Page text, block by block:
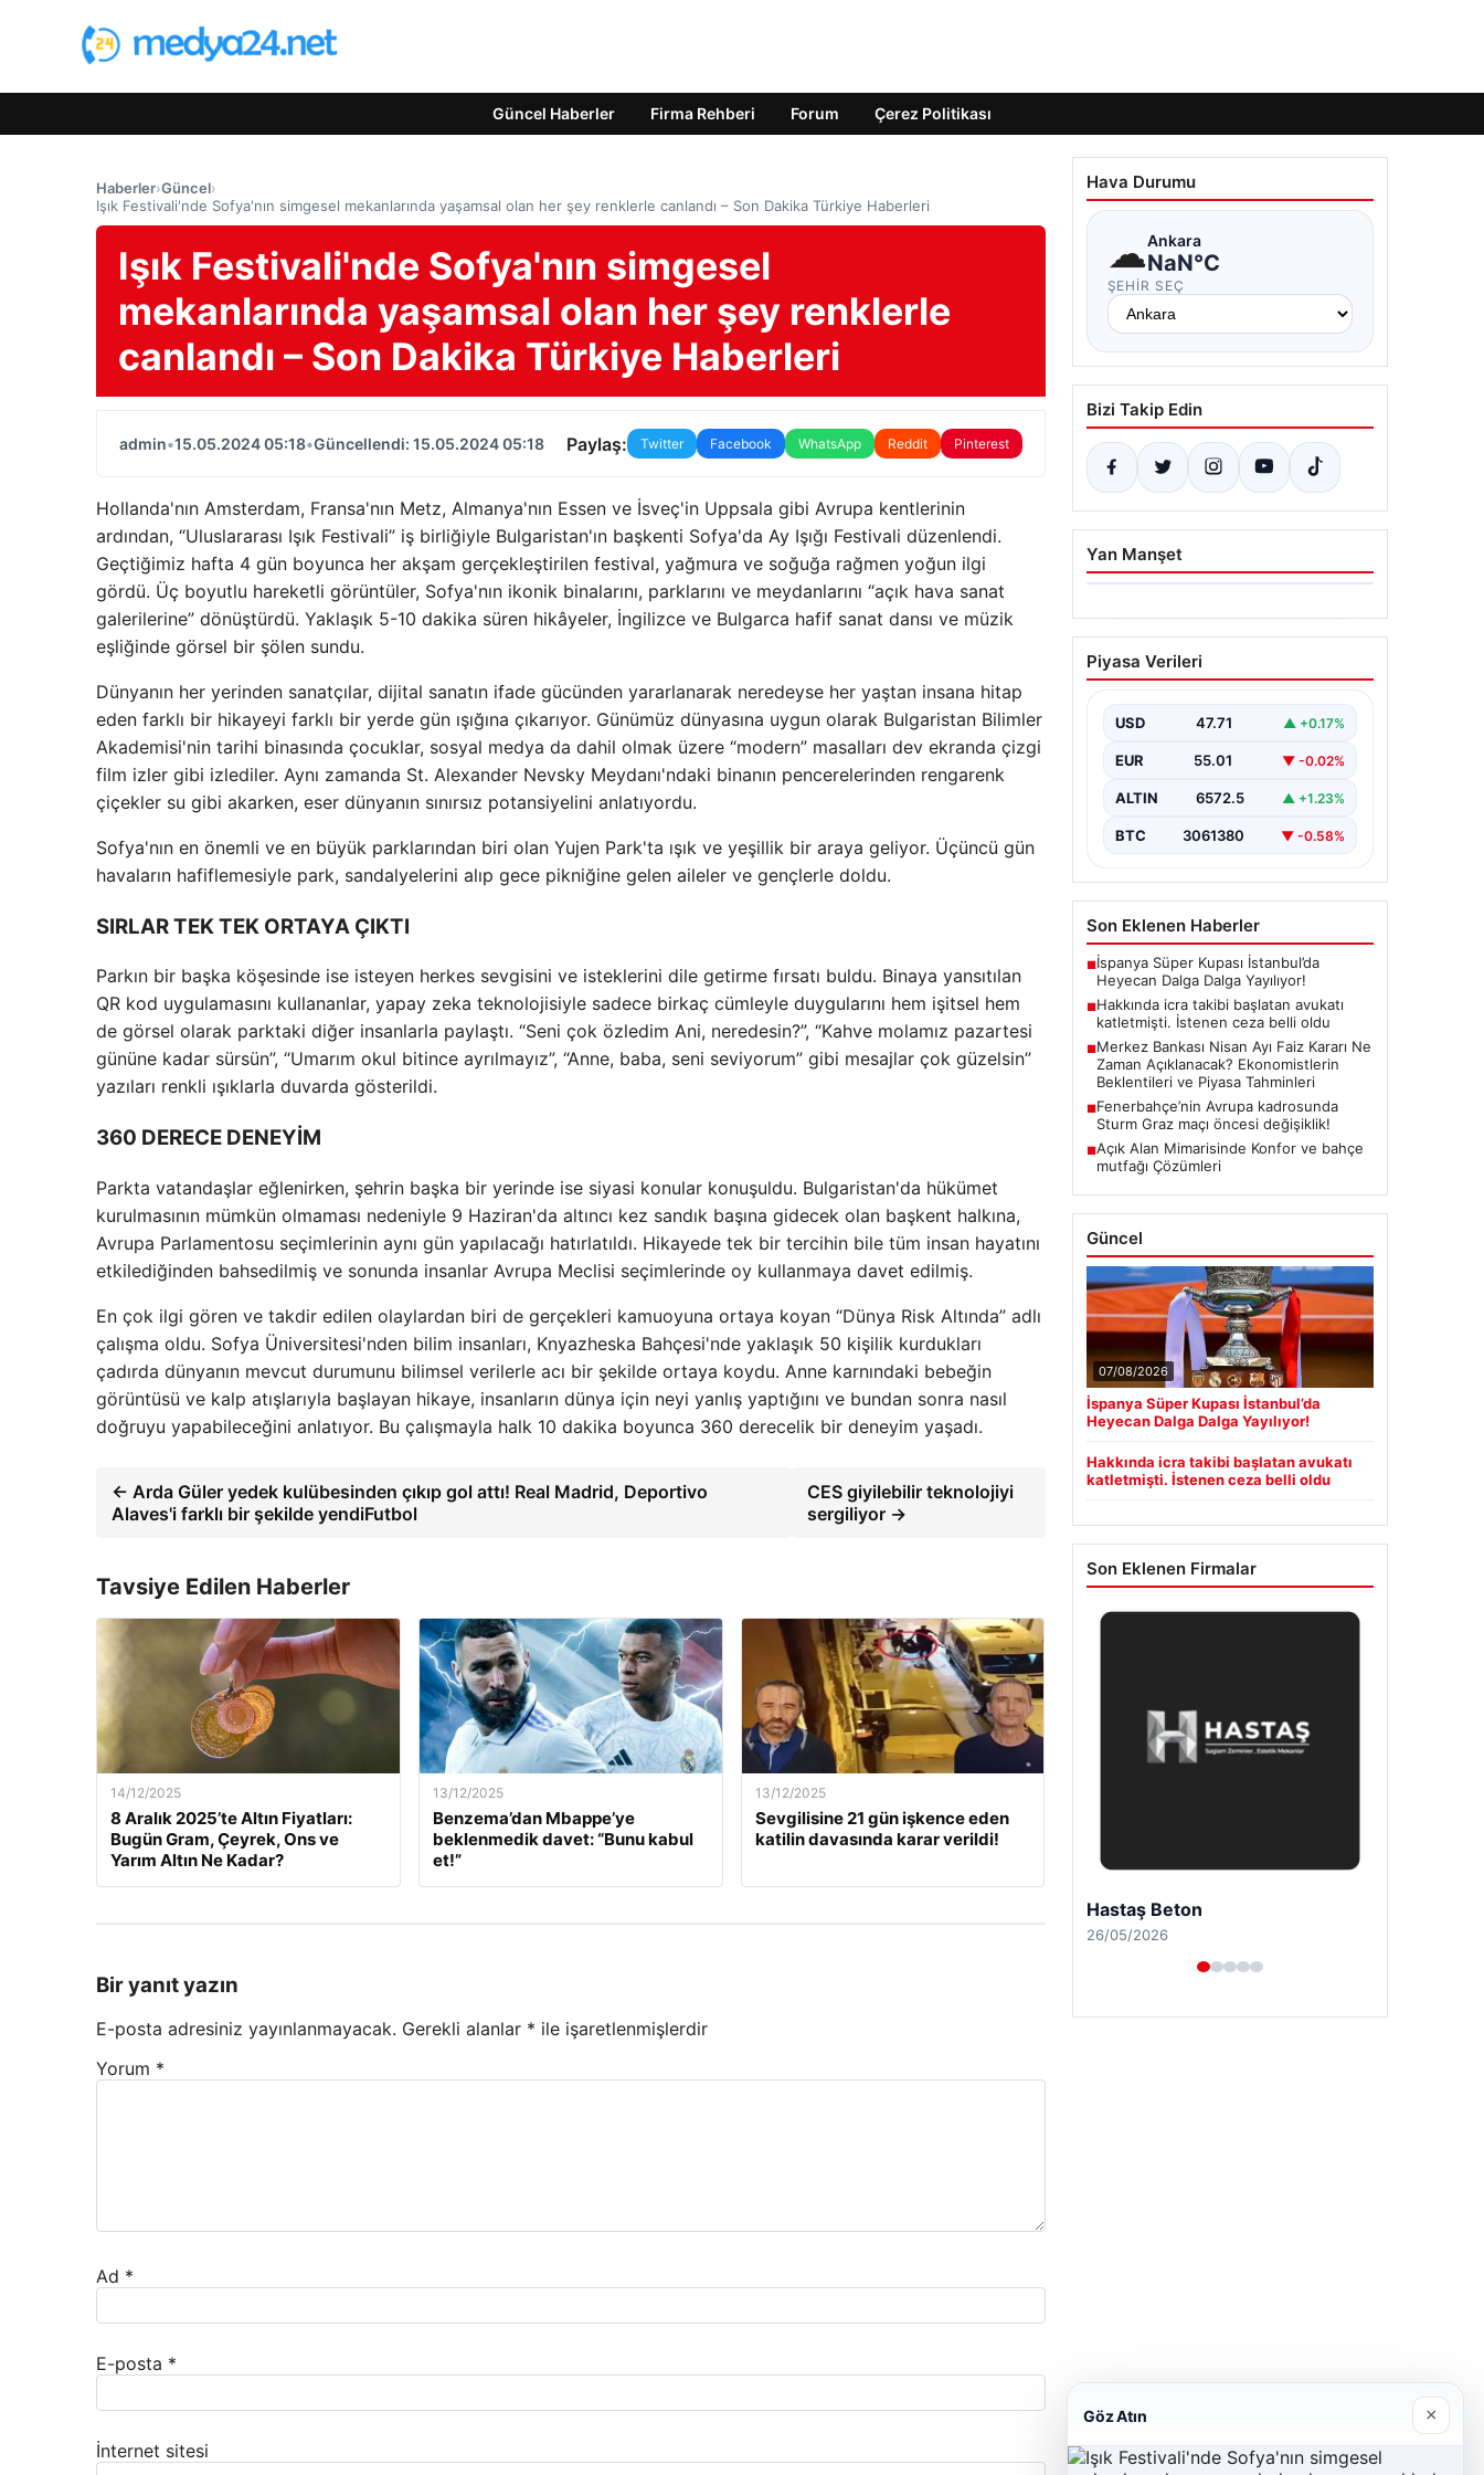
Güncel Haberler Firma Rehberi Forum Çerez Politikası
Haberler›Güncel›
Işık Festivali'nde Sofya'nın simgesel mekanlarında yaşamsal olan her şey renklerle canlandı – Son Dakika Türkiye Haberleri
Işık Festivali'nde Sofya'nın simgesel
mekanlarında yaşamsal olan her şey renklerle
canlandı – Son Dakika Türkiye Haberleri
admin•15.05.2024 05:18•Güncellendi: 15.05.2024 05:18 Paylaş: Twitter Facebook WhatsApp Reddit Pinterest
Hollanda'nın Amsterdam, Fransa'nın Metz, Almanya'nın Essen ve İsveç'in Uppsala gibi Avrupa kentlerinin
ardından, “Uluslararası Işık Festivali” iş birliğiyle Bulgaristan'ın başkenti Sofya'da Ay Işığı Festivali düzenlendi.
Geçtiğimiz hafta 4 gün boyunca her akşam gerçekleştirilen festival, yağmura ve soğuğa rağmen yoğun ilgi
gördü. Üç boyutlu hareketli görüntüler, Sofya'nın ikonik binalarını, parklarını ve meydanlarını “açık hava sanat
galerilerine” dönüştürdü. Yaklaşık 5-10 dakika süren hikâyeler, İngilizce ve Bulgarca hafif sanat dansı ve müzik
eşliğinde görsel bir şölen sundu.
Dünyanın her yerinden sanatçılar, dijital sanatın ifade gücünden yararlanarak neredeyse her yaştan insana hitap
eden farklı bir hikayeyi farklı bir yerde gün ışığına çıkarıyor. Günümüz dünyasına uygun olarak Bulgaristan Bilimler
Akademisi'nin tarihi binasında çocuklar, sosyal medya da dahil olmak üzere “modern” masalları dev ekranda çizgi
film izler gibi izlediler. Aynı zamanda St. Alexander Nevsky Meydanı'ndaki binanın pencerelerinden rengarenk
çiçekler su gibi akarken, eser dünyanın sınırsız potansiyelini anlatıyordu.
Sofya'nın en önemli ve en büyük parklarından biri olan Yujen Park'ta ışık ve yeşillik bir araya geliyor. Üçüncü gün
havaların hafiflemesiyle park, sandalyelerini alıp gece pikniğine gelen aileler ve gençlerle doldu.
SIRLAR TEK TEK ORTAYA ÇIKTI
Parkın bir başka köşesinde ise isteyen herkes sevgisini ve isteklerini dile getirme fırsatı buldu. Binaya yansıtılan
QR kod uygulamasını kullananlar, yapay zeka teknolojisiyle sadece birkaç cümleyle duygularını hem işitsel hem
de görsel olarak parktaki diğer insanlarla paylaştı. “Seni çok özledim Ani, neredesin?”, “Kahve molamız pazartesi
gününe kadar sürsün”, “Umarım okul bitince ayrılmayız”, “Anne, baba, seni seviyorum” gibi mesajlar çok güzelsin”
yazıları renkli ışıklarla duvarda gösterildi.
360 DERECE DENEYİM
Parkta vatandaşlar eğlenirken, şehrin başka bir yerinde ise siyasi konular konuşuldu. Bulgaristan'da hükümet
kurulmasının mümkün olmaması nedeniyle 9 Haziran'da altıncı kez sandık başına gidecek olan başkent halkına,
Avrupa Parlamentosu seçimlerinin aynı gün yapılacağı hatırlatıldı. Hikayede tek bir tercihin bile tüm insan hayatını
etkilediğinden bahsedilmiş ve sonunda insanlar Avrupa Meclisi seçimlerinde oy kullanmaya davet edilmiş.
En çok ilgi gören ve takdir edilen olaylardan biri de gerçekleri kamuoyuna ortaya koyan “Dünya Risk Altında” adlı
çalışma oldu. Sofya Üniversitesi'nden bilim insanları, Knyazheska Bahçesi'nde yaklaşık 50 kişilik kurdukları
çadırda dünyanın mevcut durumunu bilimsel verilerle acı bir şekilde ortaya koydu. Anne karnındaki bebeğin
görüntüsü ve kalp atışlarıyla başlayan hikaye, insanların dünya için neyi yanlış yaptığını ve bundan sonra nasıl
doğruyu yapabileceğini anlatıyor. Bu çalışmayla halk 10 dakika boyunca 360 derecelik bir deneyim yaşadı.
← Arda Güler yedek kulübesinden çıkıp gol attı! Real Madrid, Deportivo
Alaves'i farklı bir şekilde yendiFutbol
CES giyilebilir teknolojiyi
sergiliyor →
Tavsiye Edilen Haberler
14/12/2025
8 Aralık 2025’te Altın Fiyatları:
Bugün Gram, Çeyrek, Ons ve
Yarım Altın Ne Kadar?
13/12/2025
Benzema’dan Mbappe’ye
beklenmedik davet: “Bunu kabul
et!”
13/12/2025
Sevgilisine 21 gün işkence eden
katilin davasında karar verildi!
Bir yanıt yazın
E-posta adresiniz yayınlanmayacak. Gerekli alanlar * ile işaretlenmişlerdir
Yorum *
Ad *
E-posta *
İnternet sitesi
Hava Durumu
☁Ankara
NaN°C
ŞEHIR SEÇ
Bizi Takip Edin
Yan Manşet
06.08.2026
Hakkında icra takibi
başlatan avukatı
belli oldu
{“title”: “İcra Takibine Zarar Verme
Nedeniyle Avukata Yönelik Silahlı
“content”:…
Piyasa Verileri
USD 47.71 ▲ +0.17%
EUR 55.01 ▼ -0.02%
ALTIN 6572.5 ▲ +1.23%
BTC 3061380 ▼ -0.58%
Son Eklenen Haberler
■İspanya Süper Kupası İstanbul’da
Heyecan Dalga Dalga Yayılıyor!
■Hakkında icra takibi başlatan avukatı
katletmişti. İstenen ceza belli oldu
■Merkez Bankası Nisan Ayı Faiz Kararı Ne
Zaman Açıklanacak? Ekonomistlerin
Beklentileri ve Piyasa Tahminleri
■Fenerbahçe’nin Avrupa kadrosunda
Sturm Graz maçı öncesi değişiklik!
■Açık Alan Mimarisinde Konfor ve bahçe
mutfağı Çözümleri
Güncel
07/08/2026
İspanya Süper Kupası İstanbul’da
Heyecan Dalga Dalga Yayılıyor!
Hakkında icra takibi başlatan avukatı
katletmişti. İstenen ceza belli oldu
Son Eklenen Firmalar
Hastaş Beton
26/05/2026
Göz Atın ×